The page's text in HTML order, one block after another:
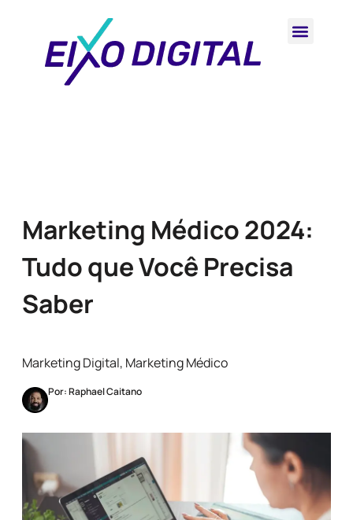
Marketing Médico 2024:
Tudo que Você Precisa
Saber
Marketing Digital, Marketing Médico
Por: Raphael Caitano